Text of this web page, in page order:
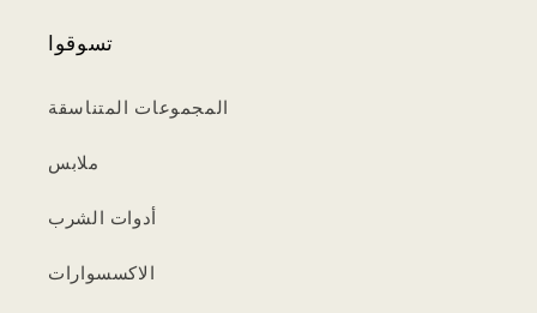
تسوقوا
المجموعات المتناسقة
ملابس
أدوات الشرب
الاكسسوارات